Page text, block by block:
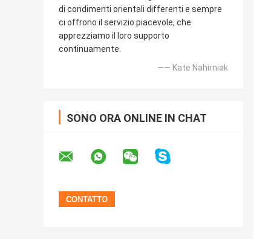
di condimenti orientali differenti e sempre
ci offrono il servizio piacevole, che
apprezziamo il loro supporto
continuamente.
—— Kate Nahirniak
SONO ORA ONLINE IN CHAT